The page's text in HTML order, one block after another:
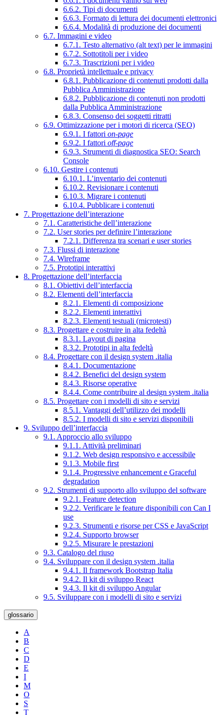
6.6.2. Tipi di documenti
6.6.3. Formato di lettura dei documenti elettronici
6.6.4. Modalità di produzione dei documenti
6.7. Immagini e video
6.7.1. Testo alternativo (alt text) per le immagini
6.7.2. Sottotitoli per i video
6.7.3. Trascrizioni per i video
6.8. Proprietà intellettuale e privacy
6.8.1. Pubblicazione di contenuti prodotti dalla
Pubblica Amministrazione
6.8.2. Pubblicazione di contenuti non prodotti
dalla Pubblica Amministrazione
6.8.3. Consenso dei soggetti ritratti
6.9. Ottimizzazione per i motori di ricerca (SEO)
6.9.1. I fattori on-page
6.9.2. I fattori off-page
6.9.3. Strumenti di diagnostica SEO: Search
Console
6.10. Gestire i contenuti
6.10.1. L’inventario dei contenuti
6.10.2. Revisionare i contenuti
6.10.3. Migrare i contenuti
6.10.4. Pubblicare i contenuti
7. Progettazione dell’interazione
7.1. Caratteristiche dell’interazione
7.2. User stories per definire l’interazione
7.2.1. Differenza tra scenari e user stories
7.3. Flussi di interazione
7.4. Wireframe
7.5. Prototipi interattivi
8. Progettazione dell’interfaccia
8.1. Obiettivi dell’interfaccia
8.2. Elementi dell’interfaccia
8.2.1. Elementi di composizione
8.2.2. Elementi interattivi
8.2.3. Elementi testuali (microtesti)
8.3. Progettare e costruire in alta fedeltà
8.3.1. Layout di pagina
8.3.2. Prototipi in alta fedeltà
8.4. Progettare con il design system .italia
8.4.1. Documentazione
8.4.2. Benefici del design system
8.4.3. Risorse operative
8.4.4. Come contribuire al design system .italia
8.5. Progettare con i modelli di sito e servizi
8.5.1. Vantaggi dell’utilizzo dei modelli
8.5.2. I modelli di sito e servizi disponibili
9. Sviluppo dell’interfaccia
9.1. Approccio allo sviluppo
9.1.1. Attività preliminari
9.1.2. Web design responsivo e accessibile
9.1.3. Mobile first
9.1.4. Progressive enhancement e Graceful
degradation
9.2. Strumenti di supporto allo sviluppo del software
9.2.1. Feature detection
9.2.2. Verificare le feature disponibili con Can I
use
9.2.3. Strumenti e risorse per CSS e JavaScript
9.2.4. Supporto browser
9.2.5. Misurare le prestazioni
9.3. Catalogo del riuso
9.4. Sviluppare con il design system .italia
9.4.1. Il framework Bootstrap Italia
9.4.2. Il kit di sviluppo React
9.4.3. Il kit di sviluppo Angular
9.5. Sviluppare con i modelli di sito e servizi
glossario
A
B
C
D
E
I
M
O
S
T